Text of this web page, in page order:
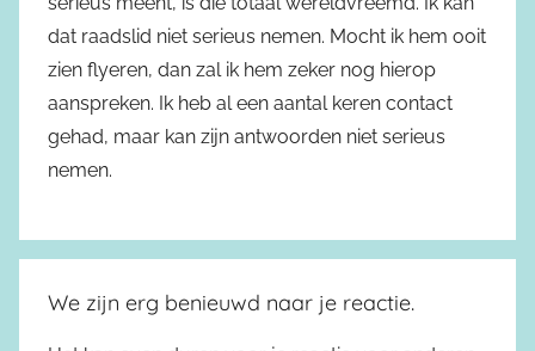
dat raadslid niet serieus nemen. Mocht ik hem ooit
zien flyeren, dan zal ik hem zeker nog hierop
aanspreken. Ik heb al een aantal keren contact
gehad, maar kan zijn antwoorden niet serieus
nemen.
We zijn erg benieuwd naar je reactie.